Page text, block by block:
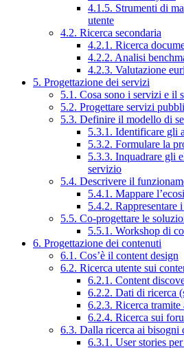
4.1.5. Strumenti di
utente
4.2. Ricerca secondaria
4.2.1. Ricerca
4.2.2. Analisi
4.2.3. Valutazione
5. Progettazione dei servizi
5.1. Cosa sono i servizi e il
5.2. Progettare servizi
5.3. Definire il modello di
5.3.1. Identificare gli
5.3.2. Formulare la
5.3.3. Inquadrare gli
servizio
5.4. Descrivere il
5.4.1. Mappare
5.4.2. Rappresentare
5.5. Co-progettare le
5.5.1. Workshop di
6. Progettazione dei contenuti
6.1. Cos’è il content design
6.2. Ricerca utente sui
6.2.1. Content
6.2.2. Dati di ricerca
6.2.3. Ricerca tramite
6.2.4. Ricerca sui
6.3. Dalla ricerca ai bisogni
6.3.1. User stories